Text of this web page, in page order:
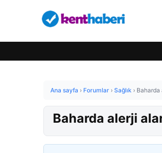
Ana sayfa › Forumlar › Sağlık › Baharda
Baharda alerji